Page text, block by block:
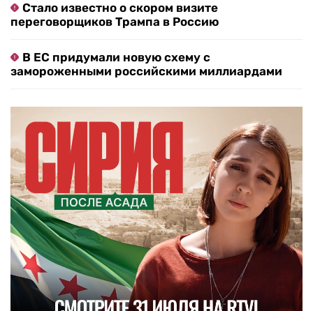
Стало известно о скором визите
переговорщиков Трампа в Россию
В ЕС придумали новую схему с
замороженными российскими миллиардами